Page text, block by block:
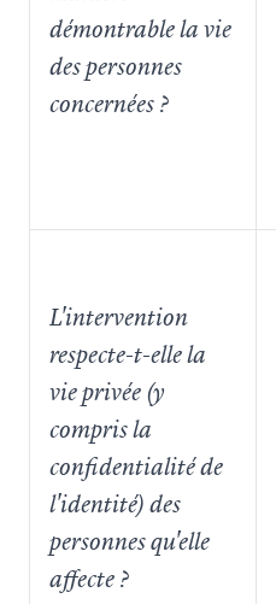
démontrable la vie
des personnes
concernées ?
L'intervention
respecte-t-elle la
vie privée (y
compris la
confidentialité de
l'identité) des
personnes qu'elle
affecte ?